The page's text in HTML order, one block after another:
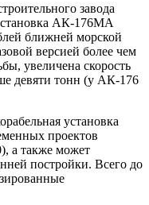
завода
АК-176МА
ближней морской
версией более чем
увеличена скорость
девяти тонн (у АК-176
установка
проектов
а также может
постройки. Всего до